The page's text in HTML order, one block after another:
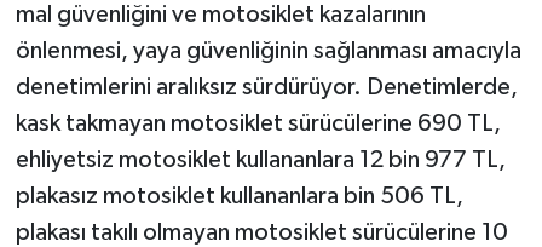
mal güvenliğini ve motosiklet kazalarının
önlenmesi, yaya güvenliğinin sağlanması amacıyla
denetimlerini aralıksız sürdürüyor. Denetimlerde,
kask takmayan motosiklet sürücülerine 690 TL,
ehliyetsiz motosiklet kullananlara 12 bin 977 TL,
plakasız motosiklet kullananlara bin 506 TL,
plakası takılı olmayan motosiklet sürücülerine 10